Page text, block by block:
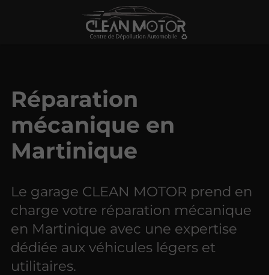
Réparation
mécanique en
Martinique
Le garage CLEAN MOTOR prend en
charge votre réparation mécanique
en Martinique avec une expertise
dédiée aux véhicules légers et
utilitaires.